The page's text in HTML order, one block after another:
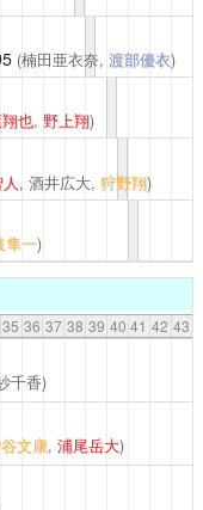
(楠田亜衣奈, 渡部優衣)
也, 野上翔)
, 酒井広大, 狩野翔)
隼一)
35 36 37 38 39 40 41 42 43
千香)
文康, 浦尾岳大)